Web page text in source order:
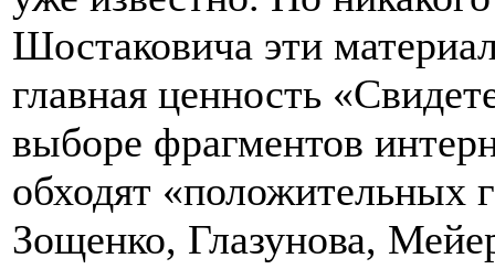
Шостаковича эти
главная ценность
выборе фрагментов
обходят «положительных
Зощенко, Глазунова,